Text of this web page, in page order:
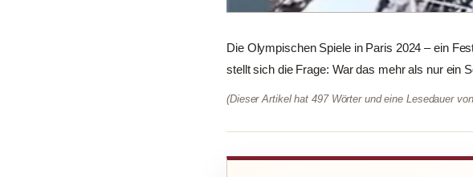
Die Olympischen Spiele in Paris 2024 – ein
stellt sich die Frage: War das mehr als nur ein
(Dieser Artikel hat 497 Wörter und eine Lesedauer